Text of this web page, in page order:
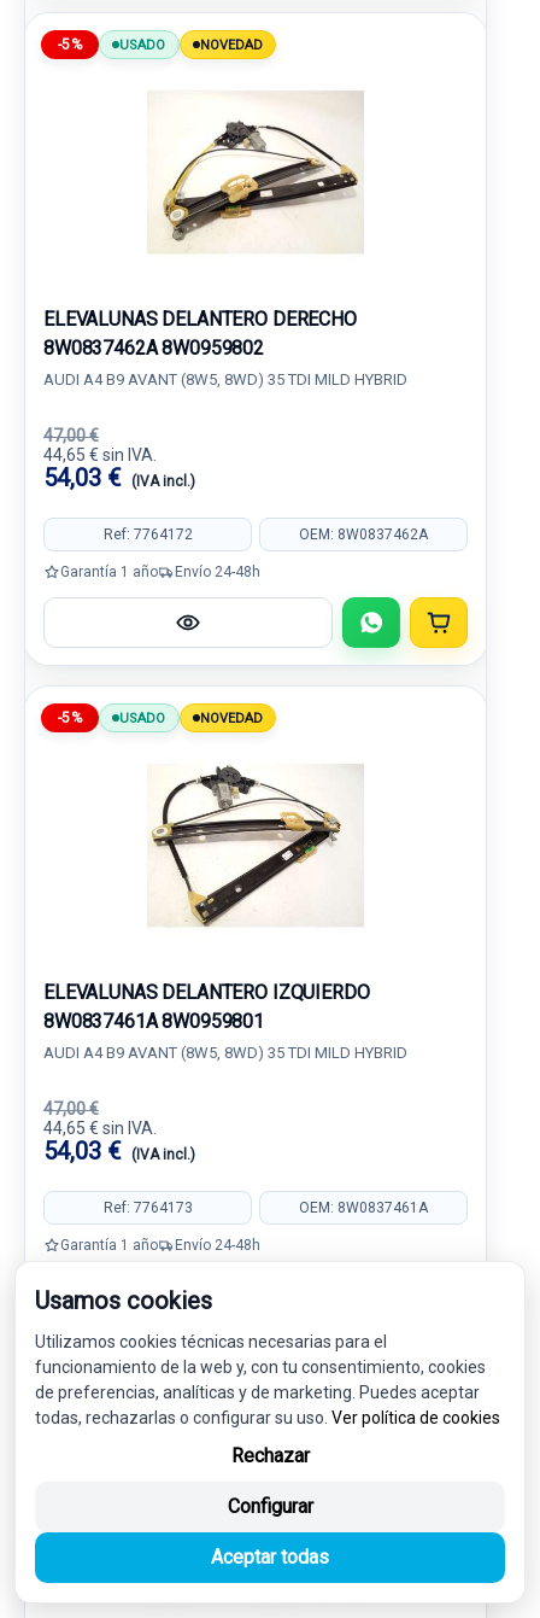
-5% USADO NOVEDAD
ELEVALUNAS DELANTERO DERECHO
8W0837462A 8W0959802
AUDI A4 B9 AVANT (8W5, 8WD) 35 TDI MILD HYBRID
47,00 €
44,65 € sin IVA.
54,03 € (IVA incl.)
Ref: 7764172 OEM: 8W0837462A
Garantía 1 año Envío 24-48h
-5% USADO NOVEDAD
ELEVALUNAS DELANTERO IZQUIERDO
8W0837461A 8W0959801
AUDI A4 B9 AVANT (8W5, 8WD) 35 TDI MILD HYBRID
47,00 €
44,65 € sin IVA.
54,03 € (IVA incl.)
Ref: 7764173 OEM: 8W0837461A
Garantía 1 año Envío 24-48h
-5% USADO NOVEDAD
Usamos cookies
Utilizamos cookies técnicas necesarias para el
funcionamiento de la web y, con tu consentimiento, cookies
de preferencias, analíticas y de marketing. Puedes aceptar
todas, rechazarlas o configurar su uso. Ver política de cookies
Rechazar
Configurar
Aceptar todas